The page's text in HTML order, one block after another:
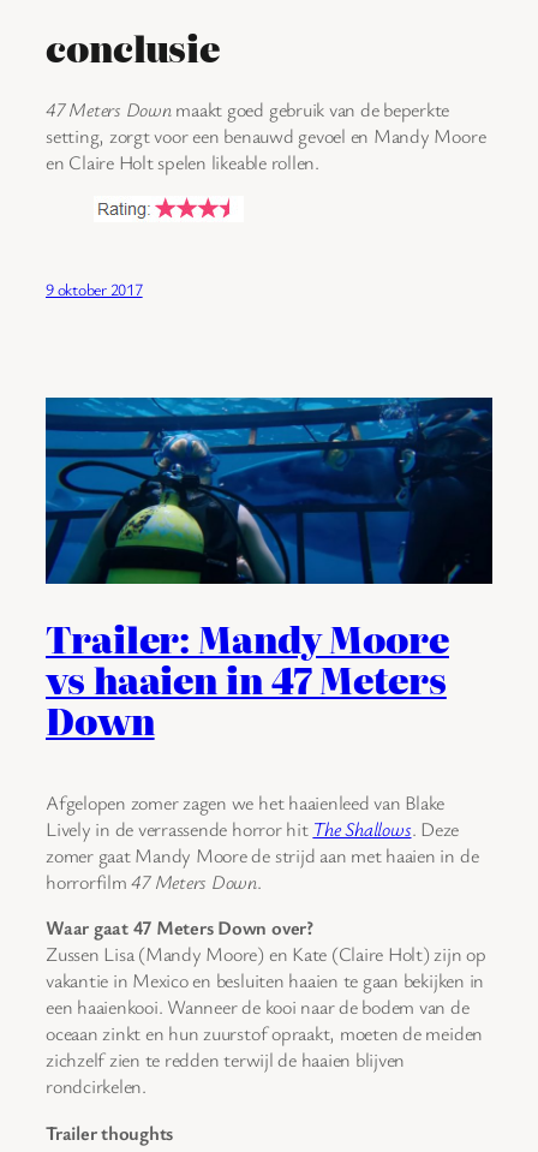
conclusie
47 Meters Downmaakt goed gebruik van de beperkte
setting, zorgt voor een benauwd gevoel en Mandy Moore
en Claire Holt spelen likeable rollen.
9 oktober 2017
Trailer: Mandy Moore
vs haaien in 47 Meters
Down
Afgelopen zomer zagen we het haaienleed van Blake
Lively in de verrassende horror hit The Shallows. Deze
zomer gaat Mandy Moore de strijd aan met haaien in de
horrorfilm47 Meters Down.
Waar gaat 47 Meters Down over?
Zussen Lisa (Mandy Moore) en Kate (Claire Holt) zijn op
vakantie in Mexico en besluiten haaien te gaan bekijken in
een haaienkooi. Wanneer de kooi naar de bodem van de
oceaan zinkt en hun zuurstof opraakt, moeten de meiden
zichzelf zien te redden terwijl de haaien blijven
rondcirkelen.
Trailer thoughts